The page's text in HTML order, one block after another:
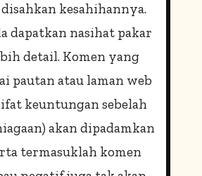
kesahihannya.
dapatkan nasihat pakar
detail. Komen yang
pautan atau laman web
keuntungan sebelah
akan dipadamkan
termasuklah komen